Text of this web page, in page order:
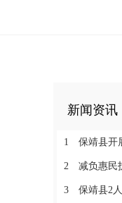
新闻资讯
1 保靖县开展“
2 减负惠民护民生
3 保靖县2人